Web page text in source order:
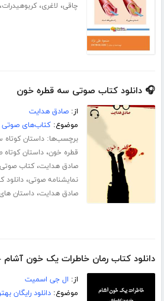
چاقی، لاغری،کربوهیدرات
🎧 دانلود کتاب صوتی سه قطره خون
از:صادق هدایت
موضوع:کتاب‌های صوتی
برچسب‌ها:داستان
قطره خون،داستان
صادق هدایت،کتاب
نمایشنامه صوتی،
صادق هدایت،داستان
دانلود کتاب رمان خاطرات یک خون
از: ال جی اسمیت
موضوع:دانلود رایگان